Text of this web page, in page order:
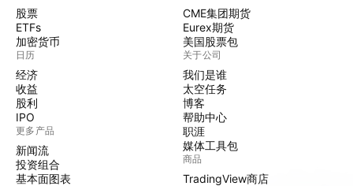
股票
ETFs
加密货币
日历
经济
收益
股利
IPO
更多产品
新闻流
投资组合
基本面图表
CME集团期货
Eurex期货
美国股票包
关于公司
我们是谁
太空任务
博客
帮助中心
职涯
媒体工具包
商品
TradingView商店